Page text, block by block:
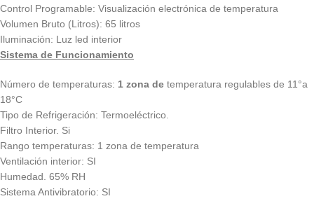
Control Programable: Visualización electrónica de temperatura
Volumen Bruto (Litros): 65 litros
Iluminación: Luz led interior
Sistema de Funcionamiento
Número de temperaturas: 1 zona de temperatura regulables de 11°a
18°C
Tipo de Refrigeración: Termoeléctrico.
Filtro Interior. Si
Rango temperaturas: 1 zona de temperatura
Ventilación interior: SI
Humedad. 65% RH
Sistema Antivibratorio: SI